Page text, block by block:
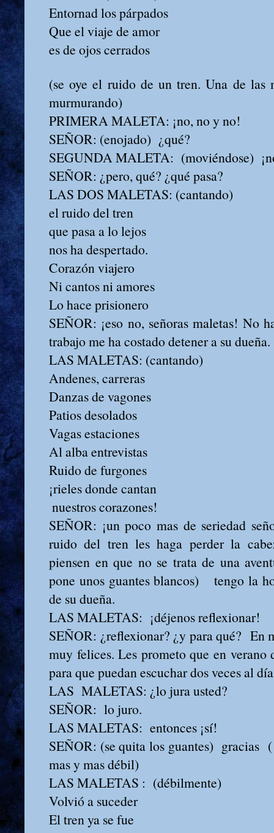
Entornad los párpados
Que el viaje de amor
es de ojos cerrados
(se oye el ruido de un tren. Una de las
murmurando)
PRIMERA MALETA: ¡no, no y no!
SEÑOR: (enojado) ¿qué?
SEGUNDA MALETA: (moviéndose)
SEÑOR: ¿pero, qué? ¿qué pasa?
LAS DOS MALETAS: (cantando)
el ruido del tren
que pasa a lo lejos
nos ha despertado.
Corazón viajero
Ni cantos ni amores
Lo hace prisionero
SEÑOR: ¡eso no, señoras maletas! No
trabajo me ha costado detener a su dueña.
LAS MALETAS: (cantando)
Andenes, carreras
Danzas de vagones
Patios desolados
Vagas estaciones
Al alba entrevistas
Ruido de furgones
¡rieles donde cantan
nuestros corazones!
SEÑOR: ¡un poco mas de seriedad
ruido del tren les haga perder la
piensen en que no se trata de una
pone unos guantes blancos) tengo la
de su dueña.
LAS MALETAS: ¡déjenos reflexionar!
SEÑOR: ¿reflexionar? ¿y para qué? En
muy felices. Les prometo que en verano
para que puedan escuchar dos veces al
LAS MALETAS: ¿lo jura usted?
SEÑOR: lo juro.
LAS MALETAS: entonces ¡sí!
SEÑOR: (se quita los guantes) gracias
mas y mas débil)
LAS MALETAS : (débilmente)
Volvió a suceder
El tren ya se fue